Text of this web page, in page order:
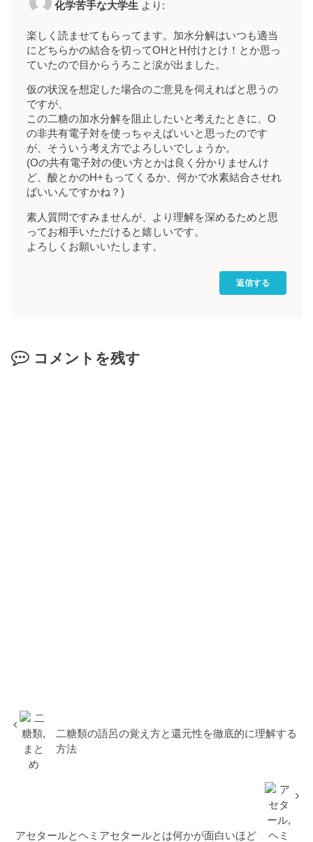
化学苦手な大学生 より:
楽しく読ませてもらってます。加水分解はいつも適当
にどちらかの結合を切ってOHとH付けとけ！とか思っ
ていたので目からうろこと涙が出ました。
仮の状況を想定した場合のご意見を伺えればと思うの
ですが、
この二糖の加水分解を阻止したいと考えたときに、O
の非共有電子対を使っちゃえばいいと思ったのです
が、そういう考え方でよろしいでしょうか。
(Oの共有電子対の使い方とかは良く分かりませんけ
ど、酸とかのH+もってくるか、何かで水素結合させれ
ばいいんですかね？)
素人質問ですみませんが、より理解を深めるためと思
ってお相手いただけると嬉しいです。
よろしくお願いいたします。
返信する
コメントを残す
二糖類の語呂の覚え方と還元性を徹底的に理解する
方法
アセタールとヘミアセタールとは何かが面白いほど